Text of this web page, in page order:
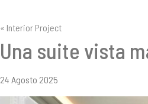
« Interior Project
Una suite vista
24 Agosto 2025